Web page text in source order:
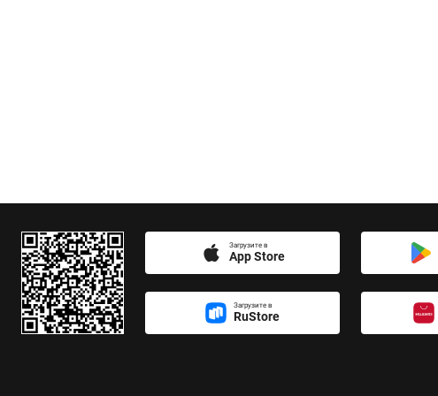
Загрузите в
App Store
Загрузите в
RuStore